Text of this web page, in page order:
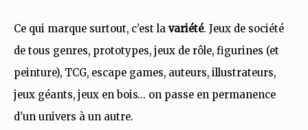
Ce qui marque surtout, c’est la variété. Jeux de société
de tous genres, prototypes, jeux de rôle, figurines (et
peinture), TCG, escape games, auteurs, illustrateurs,
jeux géants, jeux en bois… on passe en permanence
d’un univers à un autre.